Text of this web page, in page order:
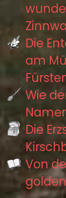
Die
am
Wie
Die
Von